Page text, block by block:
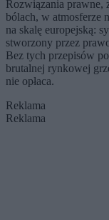
Rozwiązania prawne,
bólach, w atmosferze
na skalę europejską:
stworzony przez
Bez tych przepisów
brutalnej rynkowej
nie opłaca.
Reklama
Reklama